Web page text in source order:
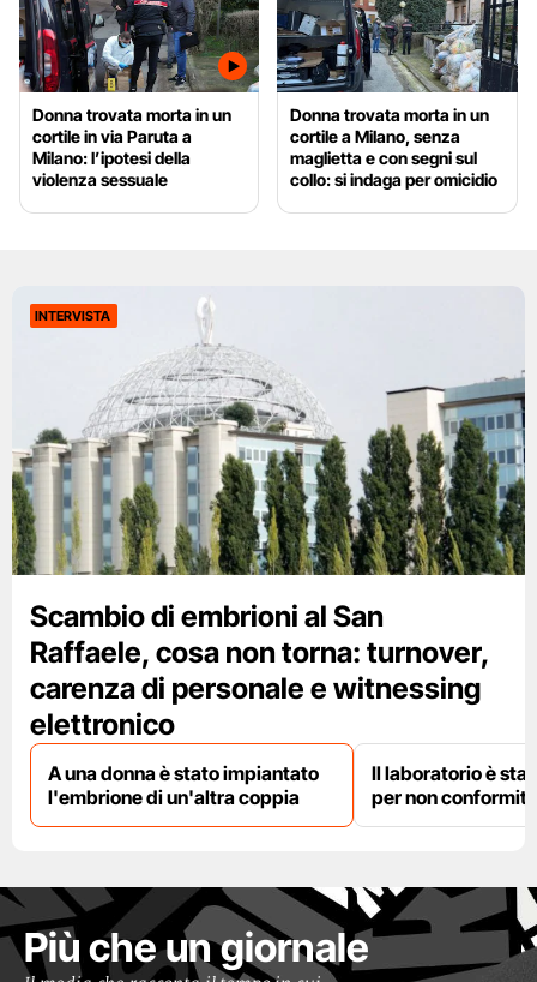
Donna trovata morta in un
cortile in via Paruta a
Milano: l’ipotesi della
violenza sessuale
Donna trovata morta in un
cortile a Milano, senza
maglietta e con segni sul
collo: si indaga per omicidio
INTERVISTA
Scambio di embrioni al San
Raffaele, cosa non torna: turnover,
carenza di personale e witnessing
elettronico
A una donna è stato impiantato
l'embrione di un'altra coppia
Il laboratorio è
per non
Più che un giornale